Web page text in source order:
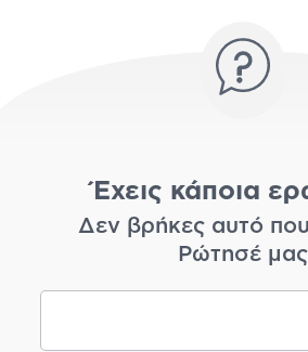
Έχεις κάποια
Δεν βρήκες αυτό
Ρώτησέ μας